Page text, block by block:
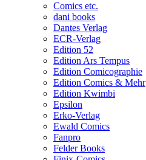
Comics etc.
dani books
Dantes Verlag
ECR-Verlag
Edition 52
Edition Ars Tempus
Edition Comicographie
Edition Comics & Mehr
Edition Kwimbi
Epsilon
Erko-Verlag
Ewald Comics
Fanpro
Felder Books